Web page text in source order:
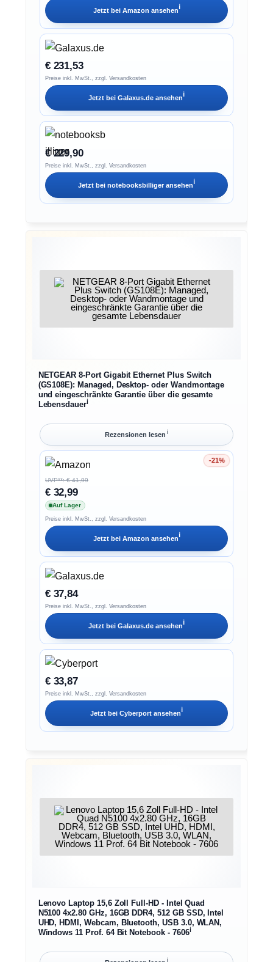
Jetzt bei Amazon ansehenℹ︎
€ 231,53
Preise inkl. MwSt., zzgl. Versandkosten
Jetzt bei Galaxus.de ansehenℹ︎
€ 229,90
Preise inkl. MwSt., zzgl. Versandkosten
Jetzt bei notebooksbilligeransehenℹ︎
NETGEAR 8-Port Gigabit Ethernet Plus Switch
(GS108E): Managed, Desktop- oder Wandmontage
und eingeschränkte Garantie über die gesamte
Lebensdauerℹ︎
Rezensionen lesen ℹ︎
-21%
Ersparnis 21%
UVP**: € 41,99
€ 32,99
Auf Lager
Preise inkl. MwSt., zzgl. Versandkosten
Jetzt bei Amazon ansehenℹ︎
€ 37,84
Preise inkl. MwSt., zzgl. Versandkosten
Jetzt bei Galaxus.de ansehenℹ︎
€ 33,87
Preise inkl. MwSt., zzgl. Versandkosten
Jetzt bei Cyberport ansehenℹ︎
Lenovo Laptop 15,6 Zoll Full-HD - Intel Quad
N5100 4x2.80 GHz, 16GB DDR4, 512 GB SSD, Intel
UHD, HDMI, Webcam, Bluetooth, USB 3.0, WLAN,
Windows 11 Prof. 64 Bit Notebook - 7606ℹ︎
ℹ︎